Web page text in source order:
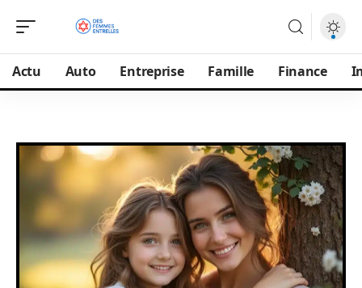
Actu Auto Entreprise Famille Finance